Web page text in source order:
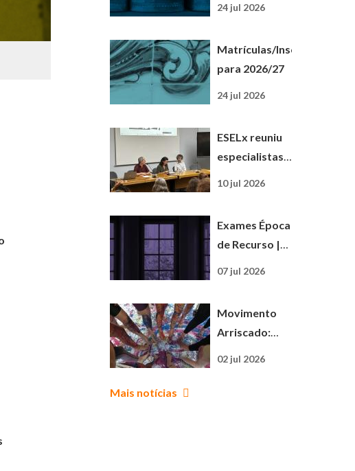
24 jul 2026
Matrículas/Inscrições
para 2026/27
24 jul 2026
ESELx reuniu
especialistas e
Matemática e
Ciências
Experimentais
10 jul 2026
Exames Época
de Recurso |
07 jul 2026
Movimento
Arriscado:
02 jul 2026
Mais notícias